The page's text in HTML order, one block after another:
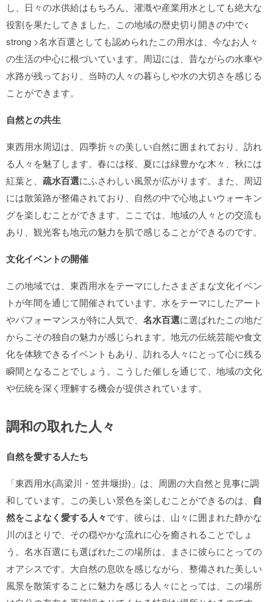
し、日々の水供給はもちろん、灌漑や産業用水としても絶大な
役割を果たしてきました。この地域の歴史切り開きの中で<
strong >名水百選としても認められたこの用水は、今なお人々
の生活の中心に根づいています。周辺には、昔ながらの水車や
水路が残っており、当時の人々の暮らしや水の大切さを感じる
ことができます。
自然との共生
東西用水周辺は、四季折々の美しい自然に囲まれており、訪れ
る人々を魅了します。春には桜、夏には緑豊かな木々、秋には
紅葉と、 疏水百選にふさわしい風景が広がります。また、周辺
には散策路が整備されており、自然の中で心地よいウォーキン
グを楽しむことができます。ここでは、地域の人々との交流も
あり、観光客も地元の魅力を肌で感じることができるのです。
文化イベントの開催
この地域では、東西用水をテーマにしたさまざまな文化イベン
トが年間を通じて開催されています。水をテーマにしたアート
やパフォーマンスが特に人気で、 名水百選に選ばれたこの地だ
からこその独自の魅力が感じられます。地元の伝統芸能や食文
化を体験できるイベントもあり、訪れる人々にとって心に残る
瞬間となることでしょう。こうした催しを通じて、地域の文化
や伝統を深く理解する機会が提供されています。
調和の取れた人々
自然を愛する人たち
「東西用水(高梁川・笠井堰掛)」は、周囲の大自然と見事に調
和しています。この美しい景色を楽しむことができるのは、 自
然をこよなく愛する人々です。彼らは、山々に囲まれた静かな
川のほとりで、その穏やかな流れに心を癒されることでしょ
う。名水百選にも選ばれたこの場所は、まさに彼らにとっての
オアシスです。大自然の息吹を感じながら、整備された美しい
風景を散策することに魅力を感じる人々にとっては、この場所